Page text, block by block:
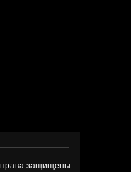
права защищены